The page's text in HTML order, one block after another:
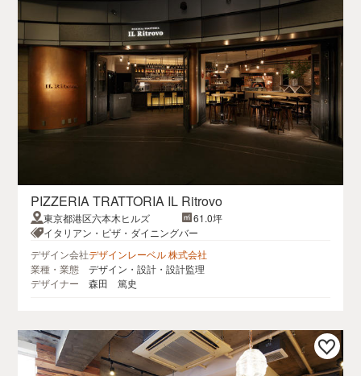
PIZZERIA TRATTORIA IL Ritrovo
東京都港区六本木ヒルズ
61.0坪
イタリアン・ピザ・ダイニングバー
デザイン会社デザインレーベル 株式会社
業種・業態
デザイン・設計・設計監理
デザイナー
森田 篤史